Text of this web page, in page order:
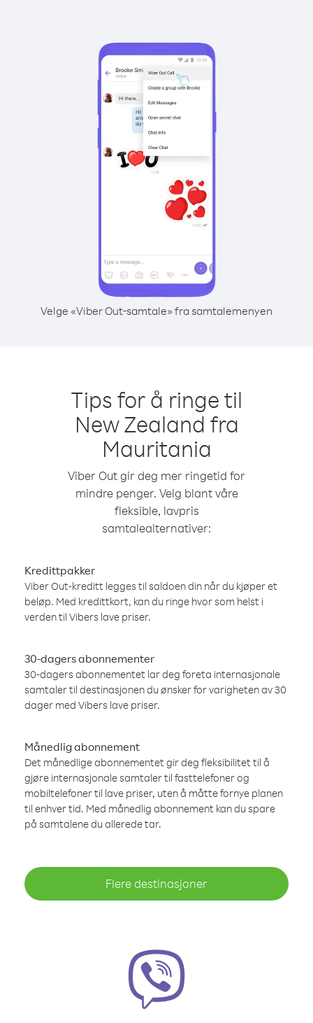
Velge «Viber Out-samtale» fra samtalemenyen
Tips for å ringe til
New Zealand fra
Mauritania
Viber Out gir deg mer ringetid for
mindre penger. Velg blant våre
fleksible, lavpris
samtalealternativer:
Kredittpakker
Viber Out-kreditt legges til saldoen din når du kjøper et
beløp. Med kredittkort, kan du ringe hvor som helst i
verden til Vibers lave priser.
30-dagers abonnementer
30-dagers abonnementet lar deg foreta internasjonale
samtaler til destinasjonen du ønsker for varigheten av 30
dager med Vibers lave priser.
Månedlig abonnement
Det månedlige abonnementet gir deg fleksibilitet til å
gjøre internasjonale samtaler til fasttelefoner og
mobiltelefoner til lave priser, uten å måtte fornye planen
til enhver tid. Med månedlig abonnement kan du spare
på samtalene du allerede tar.
Flere destinasjoner